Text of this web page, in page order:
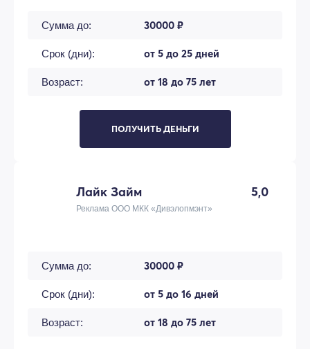
Сумма до: 30000 ₽
Срок (дни): от 5 до 25 дней
Возраст: от 18 до 75 лет
ПОЛУЧИТЬ ДЕНЬГИ
Лайк Займ 5,0
Реклама ООО МКК «Дивэлопмэнт»
Сумма до: 30000 ₽
Срок (дни): от 5 до 16 дней
Возраст: от 18 до 75 лет